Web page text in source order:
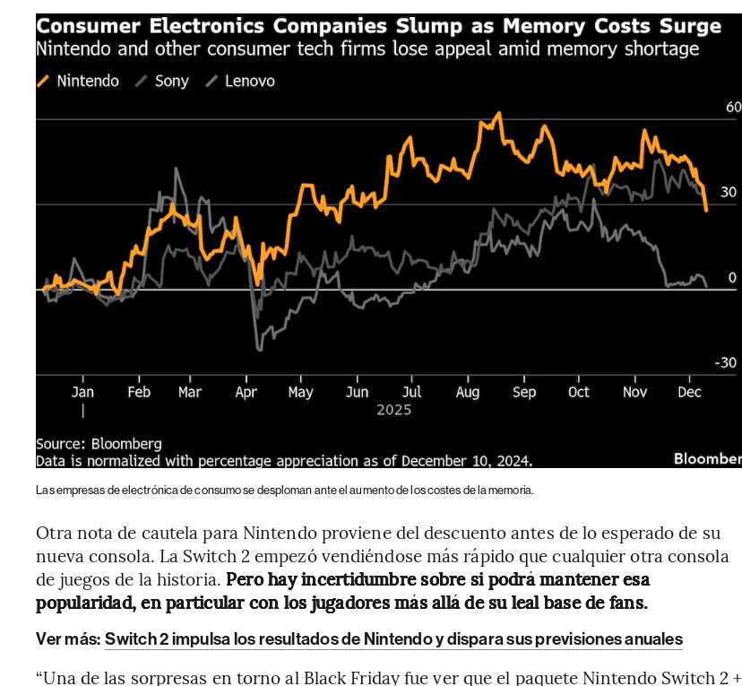
Las empresas de electrónica de consumo se desploman ante el aumento de los costes de la memoria.
Otra nota de cautela para Nintendo proviene del descuento antes de lo esperado de su
nueva consola. La Switch 2 empezó vendiéndose más rápido que cualquier otra consola
de juegos de la historia. Pero hay incertidumbre sobre si podrá mantener esa
popularidad, en particular con los jugadores más allá de su leal base de fans.
Ver más: Switch 2 impulsa los resultados de Nintendo y dispara sus previsiones anuales
“Una de las sorpresas en torno al Black Friday fue ver que el paquete Nintendo Switch 2 +